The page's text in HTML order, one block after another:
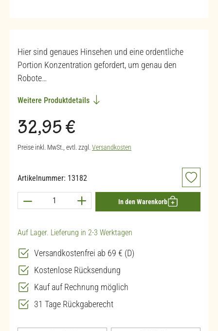
Hier sind genaues Hinsehen und eine ordentliche
Portion Konzentration gefordert, um genau den
Robote…
Weitere Produktdetails
Regulärer Preis:
32,95 €
Preise inkl. MwSt., evtl. zzgl. Versandkosten
Artikelnummer: 13182
Produkt Anzahl: Gib den gewünschten Wert
In den Warenkorb
Auf Lager. Lieferung in 2-3 Werktagen
Versandkostenfrei ab 69 € (D)
Kostenlose Rücksendung
Kauf auf Rechnung möglich
31 Tage Rückgaberecht